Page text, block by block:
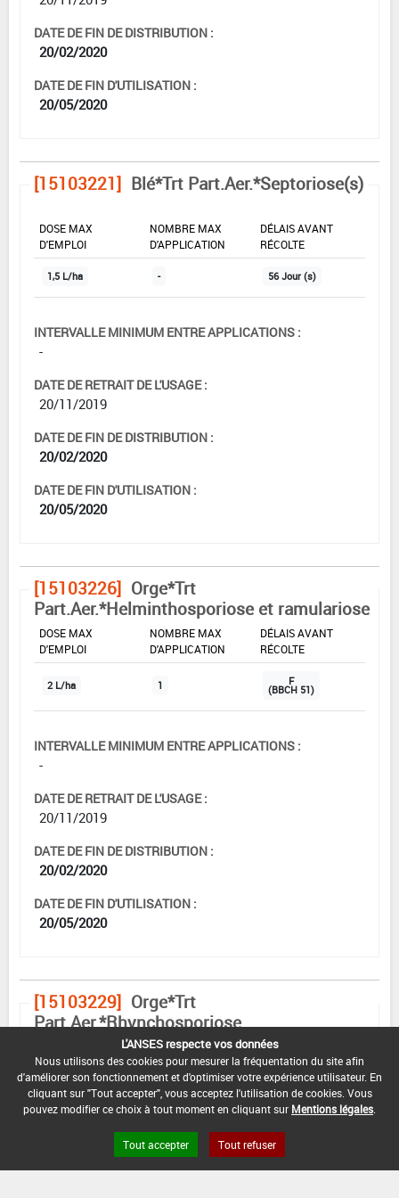
DATE DE FIN DE DISTRIBUTION :
20/02/2020
DATE DE FIN D'UTILISATION :
20/05/2020
[15103221] Blé*Trt Part.Aer.*Septoriose(s)
DOSE MAX
D'EMPLOI
NOMBRE MAX
D'APPLICATION
DÉLAIS AVANT
RÉCOLTE
1,5 L/ha - 56 Jour (s)
INTERVALLE MINIMUM ENTRE APPLICATIONS :
-
DATE DE RETRAIT DE L'USAGE :
20/11/2019
DATE DE FIN DE DISTRIBUTION :
20/02/2020
DATE DE FIN D'UTILISATION :
20/05/2020
[15103226] Orge*Trt
Part.Aer.*Helminthosporiose et ramulariose
DOSE MAX
D'EMPLOI
NOMBRE MAX
D'APPLICATION
DÉLAIS AVANT
RÉCOLTE
2 L/ha 1 F
(BBCH 51)
INTERVALLE MINIMUM ENTRE APPLICATIONS :
-
DATE DE RETRAIT DE L'USAGE :
20/11/2019
DATE DE FIN DE DISTRIBUTION :
20/02/2020
DATE DE FIN D'UTILISATION :
20/05/2020
[15103229] Orge*Trt
Part.Aer.*Rhynchosporiose
D'EMPLOI
NOMBRE MAX
D'APPLICATION
DÉLAIS AVANT
RÉCOLTE
2 L/ha 1 F
(BBCH 51)
INTERVALLE MINIMUM ENTRE APPLICATIONS :
L'ANSES respecte vos données
Nous utilisons des cookies pour mesurer la fréquentation du site afin
d'améliorer son fonctionnement et d'optimiser votre expérience utilisateur. En
cliquant sur "Tout accepter", vous acceptez l'utilisation de cookies. Vous
pouvez modifier ce choix à tout moment en cliquant sur Mentions légales
Tout accepter Tout refuser